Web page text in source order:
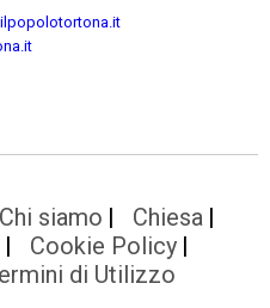
Chi siamo
Chiesa
Cookie Policy
di Utilizzo